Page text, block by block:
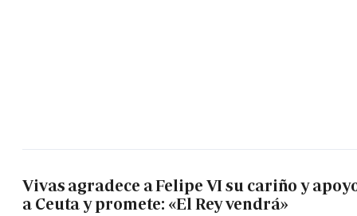
Vivas agradece a Felipe VI su cariño y
a Ceuta y promete: «El Rey vendrá»